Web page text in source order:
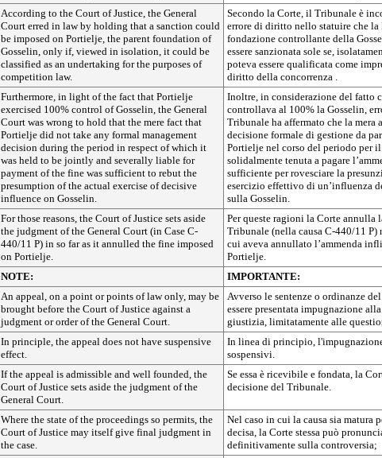
According to the Court of Justice, the General
Court erred in law by holding that a sanction could
be imposed on Portielje, the parent foundation of
Gosselin, only if, viewed in isolation, it could be
classified as an undertaking for the purposes of
competition law.
Secondo la Corte, il Tribunale è
errore di diritto nello statuire che la
fondazione controllante della
essere sanzionata sole se,
poteva essere qualificata come
diritto della concorrenza .
Furthermore, in light of the fact that Portielje
exercised 100% control of Gosselin, the General
Court was wrong to hold that the mere fact that
Portielje did not take any formal management
decision during the period in respect of which it
was held to be jointly and severally liable for
payment of the fine was sufficient to rebut the
presumption of the actual exercise of decisive
influence on Gosselin.
Inoltre, in considerazione del fatto
controllava al 100% la Gosselin,
Tribunale ha affermato che la mera
decisione formale di gestione da
Portielje nel corso del periodo per il
solidalmente tenuta a pagare
sufficiente per rovesciare la
esercizio effettivo di un’influenza
sulla Gosselin.
For those reasons, the Court of Justice sets aside
the judgment of the General Court (in Case C-
440/11 P) in so far as it annulled the fine imposed
on Portielje.
Per queste ragioni la Corte annulla
Tribunale (nella causa C-440/11 P)
cui aveva annullato l’ammenda
Portielje.
NOTE:
IMPORTANTE:
An appeal, on a point or points of law only, may be
brought before the Court of Justice against a
judgment or order of the General Court.
Avverso le sentenze o ordinanze
essere presentata impugnazione
giustizia, limitatamente alle
In principle, the appeal does not have suspensive
effect.
In linea di principio,
sospensivi.
If the appeal is admissible and well founded, the
Court of Justice sets aside the judgment of the
General Court.
Se essa è ricevibile e fondata, la
decisione del Tribunale.
Where the state of the proceedings so permits, the
Court of Justice may itself give final judgment in
the case.
Nel caso in cui la causa sia matura
decisa, la Corte stessa può
definitivamente sulla controversia;